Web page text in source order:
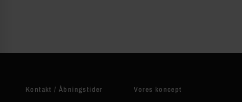
Kontakt / Åbningstider Vores koncept